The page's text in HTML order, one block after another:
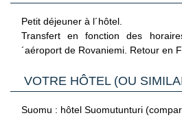
Petit déjeuner à l´hôtel.
Transfert en fonction des
´aéroport de Rovaniemi. Retour en
VOTRE HÔTEL (OU
Suomu : hôtel Suomutunturi